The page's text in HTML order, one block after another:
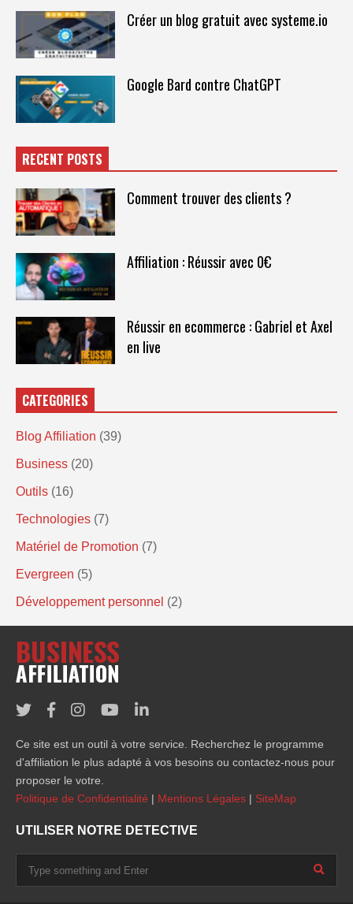
Créer un blog gratuit avec systeme.io
Google Bard contre ChatGPT
RECENT POSTS
Comment trouver des clients ?
Affiliation : Réussir avec 0€
Réussir en ecommerce : Gabriel et Axel
en live
CATEGORIES
Blog Affiliation (39)
Business (20)
Outils (16)
Technologies (7)
Matériel de Promotion (7)
Evergreen (5)
Développement personnel (2)
Ce site est un outil à votre service. Recherchez le programme
d'affiliation le plus adapté à vos besoins ou contactez-nous pour
proposer le votre.
Politique de Confidentialité | Mentions Légales | SiteMap
UTILISER NOTRE DETECTIVE